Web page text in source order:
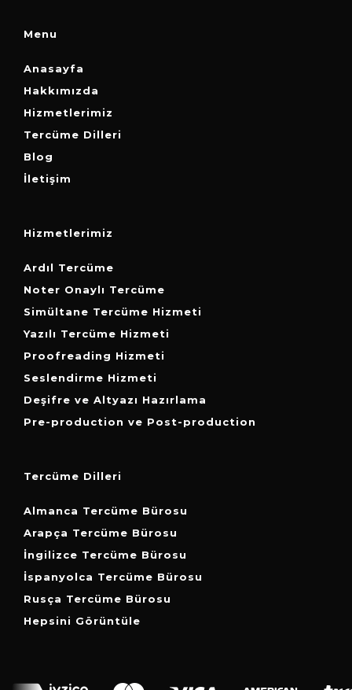
Menu
Anasayfa
Hakkımızda
Hizmetlerimiz
Tercüme Dilleri
Blog
İletişim
Hizmetlerimiz
Ardıl Tercüme
Noter Onaylı Tercüme
Simültane Tercüme Hizmeti
Yazılı Tercüme Hizmeti
Proofreading Hizmeti
Seslendirme Hizmeti
Deşifre ve Altyazı Hazırlama
Pre-production ve Post-production
Tercüme Dilleri
Almanca Tercüme Bürosu
Arapça Tercüme Bürosu
İngilizce Tercüme Bürosu
İspanyolca Tercüme Bürosu
Rusça Tercüme Bürosu
Hepsini Görüntüle